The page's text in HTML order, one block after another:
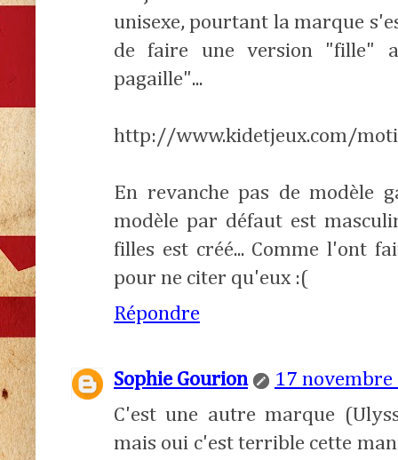
unisexe, pourtant la marque
de faire une version "fille"
pagaille"...
http://www.kidetjeux.com/
En revanche pas de modèle
modèle par défaut est
filles est créé... Comme l'ont
pour ne citer qu'eux :(
Répondre
Sophie Gourion
17
C'est une autre marque
mais oui c'est terrible cette